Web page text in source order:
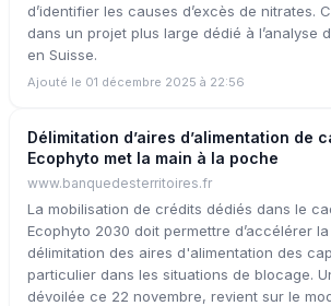
d’identifier les causes d’excès de nitrates.
dans un projet plus large dédié à l’analyse
en Suisse.
Ajouté le 01 décembre 2025 à 22:56
Délimitation d’aires d’alimentation de
Ecophyto met la main à la poche
www.banquedesterritoires.fr
La mobilisation de crédits dédiés dans le
Ecophyto 2030 doit permettre d’accélérer
délimitation des aires d'alimentation des
particulier dans les situations de blocage.
dévoilée ce 22 novembre, revient sur le